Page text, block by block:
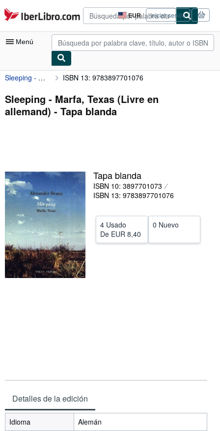
Pasar al contenido principal
IberLibro.com EUR
Preferencias
de
compra
del
Iniciar sesión
Menú
Mi cuenta
Consultar mis pedidos
Búsqueda avanzada
Vendedores
Comenzar a vender
Ayuda
CERRAR
Sleeping - Marfa, Texas (Livre en allemand) ISBN 13: 9783897701076
Sleeping - Marfa, Texas (Livre en
allemand) - Tapa blanda
Tapa blanda
ISBN 10: 3897701073
ISBN 13: 9783897701076
4 Usado
De EUR 8,40
0 Nuevo
Detalles de la edición
Idioma
Alemán